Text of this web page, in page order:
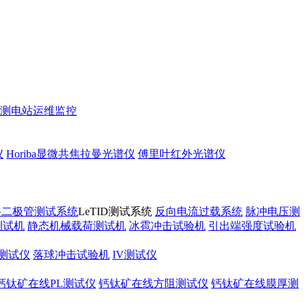
电站运维监控
Horiba显微共焦拉曼光谱仪 傅里叶红外光谱仪
极管测试系统LeTID测试系统 反向电流过载系统 脉冲电压测
试机 静态机械载荷测试机 冰雹冲击试验机 引出端强度试验机
试仪 落球冲击试验机 IV测试仪
钛矿在线PL测试仪 钙钛矿在线方阻测试仪 钙钛矿在线膜厚测